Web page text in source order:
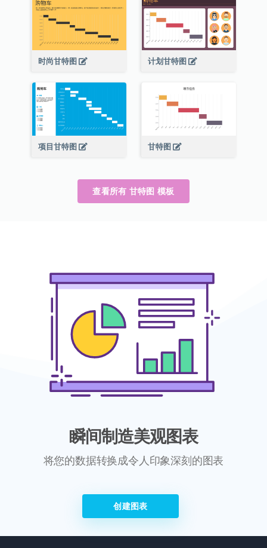
时尚甘特图 计划甘特图
项目甘特图 甘特图
查看所有 甘特图 模板
瞬间制造美观图表
将您的数据转换成令人印象深刻的图表
创建图表